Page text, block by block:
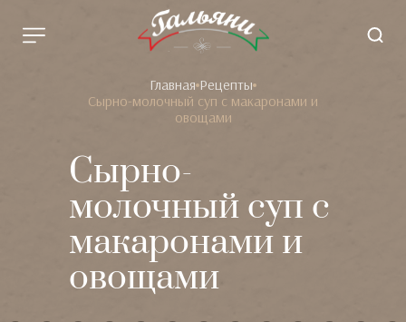
Главная Рецепты
Сырно-молочный суп с макаронами и
овощами
Сырно-
молочный суп с
макаронами и
овощами